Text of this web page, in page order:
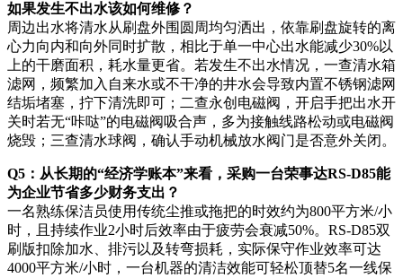
如果发生不出水该如何维修？
周边出水将清水从刷盘外围圆周均匀洒出，依靠刷盘旋转的离
心力向内和向外同时扩散，相比于单一中心出水能减少30%以
上的干磨面积，耗水量更省。若发生不出水情况，一查清水箱
滤网，频繁加入自来水或不干净的井水会导致内置不锈钢滤网
结垢堵塞，拧下清洗即可；二查永创电磁阀，开启手把出水开
关时若无“咔哒”的电磁阀吸合声，多为接触线路松动或电磁阀
烧毁；三查清水球阀，确认手动机械放水阀门是否意外关闭。
Q5：从长期的“经济学账本”来看，采购一台荣事达RS-D85能
为企业节省多少财务支出？
一名熟练保洁员使用传统尘推或拖把的时效约为800平方米/小
时，且持续作业2小时后效率由于疲劳会衰减50%。RS-D85双
刷版扣除加水、排污以及转弯损耗，实际保守作业效率可达
4000平方米/小时，一台机器的清洁效能可轻松顶替5名一线保